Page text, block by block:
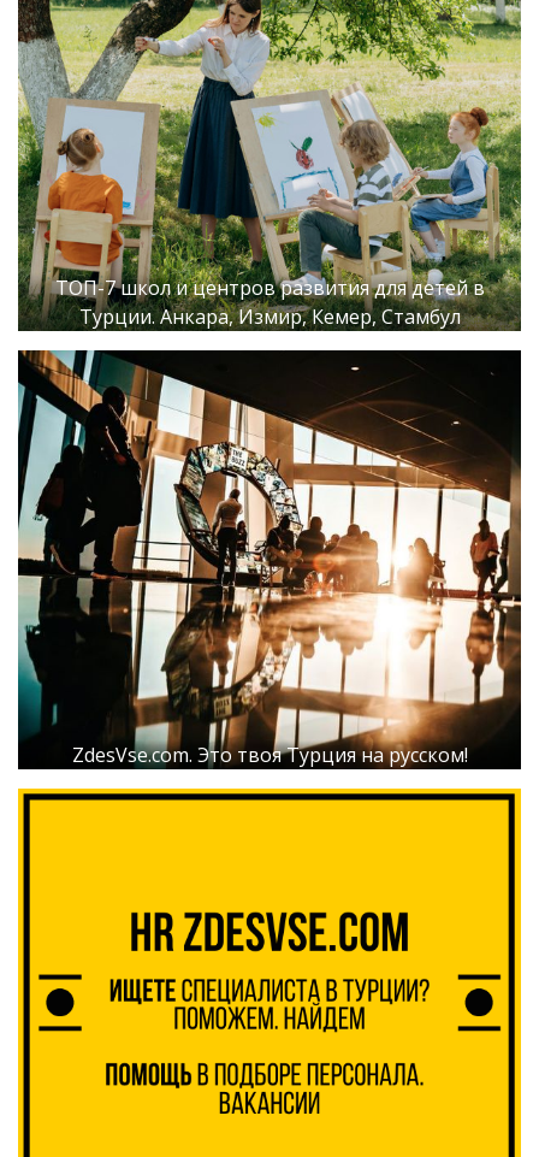
ТОП-7 школ и центров развития для детей в
Турции. Анкара, Измир, Кемер, Стамбул
ZdesVse.com. Это твоя Турция на русском!